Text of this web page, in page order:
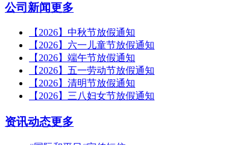
公司新闻更多
【2026】中秋节放假通知
【2026】六一儿童节放假通知
【2026】端午节放假通知
【2026】五一劳动节放假通知
【2026】清明节放假通知
【2026】三八妇女节放假通知
资讯动态更多